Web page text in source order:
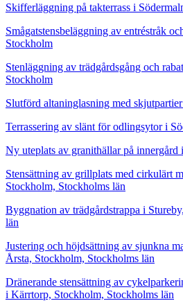
Skifferläggning på takterrass i
Smågatstensbeläggning av entréstråk
Stockholm
Stenläggning av trädgårdsgång och
Stockholm
Slutförd altaninglasning med
Terrassering av slänt för odlingsytor i
Ny uteplats av granithällar på
Stensättning av grillplats med cirkulärt
Stockholm, Stockholms län
Byggnation av trädgårdstrappa i
län
Justering och höjdsättning av sjunkna
Årsta, Stockholm, Stockholms län
Dränerande stensättning av
i Kärrtorp, Stockholm, Stockholms län